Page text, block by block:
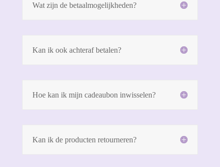
Wat zijn de betaalmogelijkheden?
Kan ik ook achteraf betalen?
Hoe kan ik mijn cadeaubon inwisselen?
Kan ik de producten retourneren?